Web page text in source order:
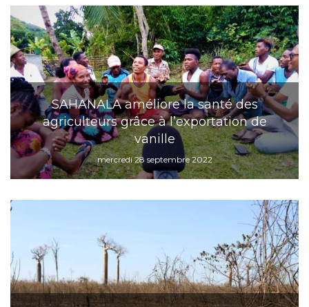
SAHANALA améliore la santé des
agriculteurs grâce à l’exportation de
vanille
mercredi 28 septembre 2022